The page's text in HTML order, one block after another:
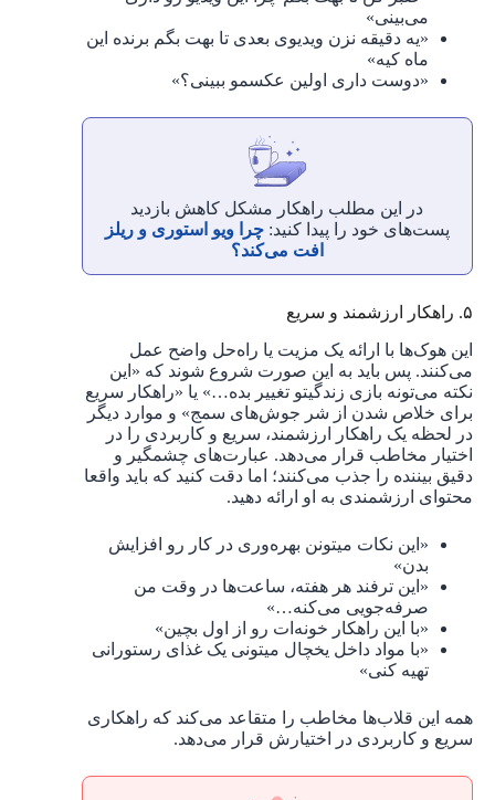
می‌بینی»
«یه دقیقه نزن ویدیوی بعدی تا بهت بگم برنده این
ماه کیه»
«دوست داری اولین عکسمو ببینی؟»
در این مطلب راهکار مشکل کاهش بازدید
پست‌های خود را پیدا کنید:چرا ویو استوری و ریلز
افت می‌کند؟
۵. راهکار ارزشمند و سریع
این هوک‌ها با ارائه یک مزیت یا راه‌حل واضح عمل
می‌کنند. پس باید به این صورت شروع شوند که «این
نکته می‌تونه بازی زندگیتو تغییر بده…» یا «راهکار سریع
برای خلاص شدن از شر جوش‌های سمج» و موارد دیگر
در لحظه یک راهکار ارزشمند، سریع و کاربردی را در
اختیار مخاطب قرار می‌دهد. عبارت‌های چشمگیر و
دقیق بیننده را جذب می‌کنند؛ اما دقت کنید که باید واقعا
محتوای ارزشمندی به او ارائه دهید.
«این نکات میتونن بهره‌وری‌ در کار رو افزایش
بدن»
«این ترفند هر هفته، ساعت‌ها در وقت من
صرفه‌جویی می‌کنه…»
«با این راهکار خونه‌ات رو از اول بچین»
«با مواد داخل یخچال میتونی یک غذای رستورانی
تهیه کنی»
همه این قلاب‌ها مخاطب را متقاعد می‌کند که راهکاری
سریع و کاربردی در اختیارش قرار می‌دهد.